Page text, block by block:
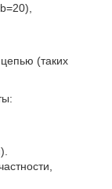
(таких